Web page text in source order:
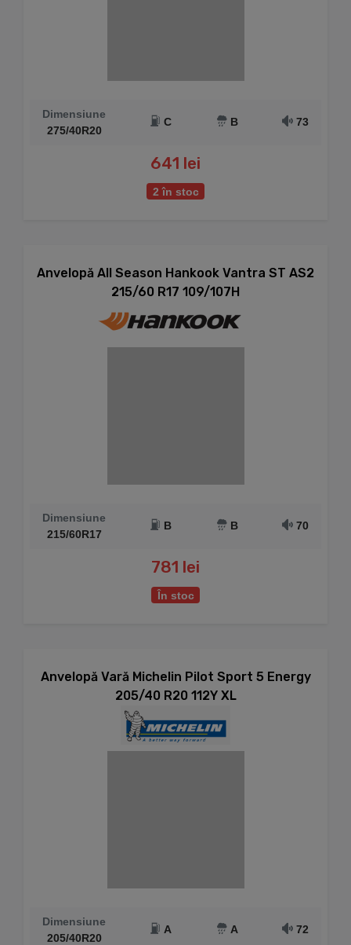
Dimensiune
275/40R20
C B 73
641 lei
2 în stoc
Anvelopă All Season Hankook Vantra ST AS2
215/60 R17 109/107H
Dimensiune
215/60R17
B B 70
781 lei
În stoc
Anvelopă Vară Michelin Pilot Sport 5 Energy
205/40 R20 112Y XL
Dimensiune
205/40R20
A A 72